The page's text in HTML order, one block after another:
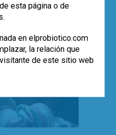
esta página o de
en elprobiotico.com
la relación que
de este sitio web